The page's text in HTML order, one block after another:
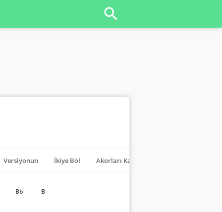
Versiyonun İkiye Böl Akorları Kapat
Bb B